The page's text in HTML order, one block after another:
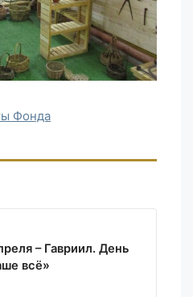
Фонда
– Гавриил. День
всё»